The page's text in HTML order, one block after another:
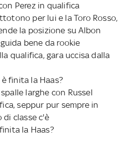
Perez in qualifica
per lui e la Toro Rosso,
la posizione su Albon
bene da rookie
qualifica, gara uccisa dalla
finita la Haas?
larghe con Russel
seppur pur sempre in
di classe c'è
la Haas?